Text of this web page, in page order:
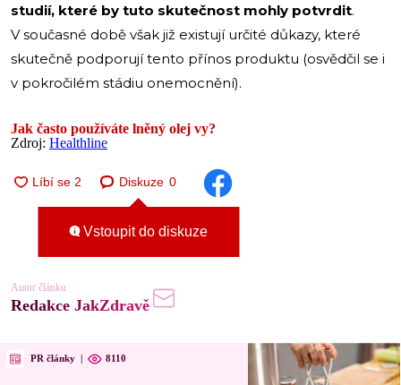
studií, které by tuto skutečnost mohly potvrdit.
V současné době však již existují určité důkazy, které
skutečně podporují tento přínos produktu (osvědčil se i
v pokročilém stádiu onemocnění).
Jak často používáte lněný olej vy?
Zdroj: Healthline
Diskuze 0
Vstoupit do diskuze
Autor článku
Redakce JakZdravě
PR články | 8110